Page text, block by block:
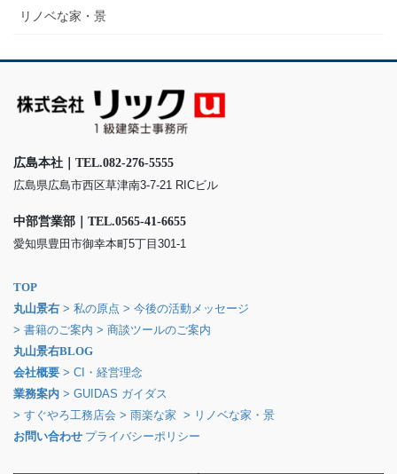
リノベな家・景
広島本社｜TEL.082-276-5555
広島県広島市西区草津南3-7-21 RICビル
中部営業部｜TEL.0565-41-6655
愛知県豊田市御幸本町5丁目301-1
TOP
丸山景右 > 私の原点 > 今後の活動メッセージ
> 書籍のご案内 > 商談ツールのご案内
丸山景右BLOG
会社概要 > CI・経営理念
業務案内 > GUIDAS ガイダス
> すぐやろ工務店会 > 雨楽な家 > リノベな家・景
お問い合わせ プライバシーポリシー